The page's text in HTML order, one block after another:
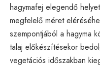
hagymafej elegendő
megfelelő méret
szempontjából a hagyma
talaj előkészítésekor
vegetációs időszakban